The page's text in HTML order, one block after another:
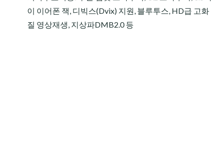
이 이어폰 잭, 디빅스(Dvix) 지원, 블루투스, HD급 고화
질 영상재생, 지상파DMB2.0 등